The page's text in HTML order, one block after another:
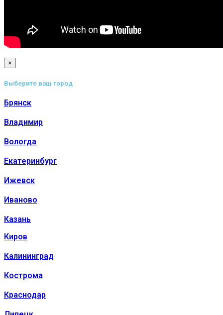
×
Выберите ваш город
Брянск
Владимир
Вологда
Екатеринбург
Ижевск
Иваново
Казань
Киров
Калининград
Кострома
Краснодар